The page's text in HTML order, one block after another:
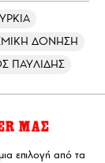
ΔΟΝΗΣΗ
ΠΑΥΛΙΔΗΣ
ΜΑΣ
επιλογή από τα